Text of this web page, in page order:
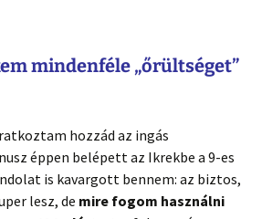
mindenféle „őrültséget”
hozzád az ingás
éppen belépett az Ikrekbe a 9-es
is kavargott bennem: az biztos,
lesz, de mire fogom használni